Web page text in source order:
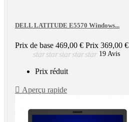
DELL LATITUDE E5570 Windows...
Prix de base 469,00 € Prix 369,00 €
starstarstarstarstar 19 Avis
Prix réduit
 Aperçu rapide